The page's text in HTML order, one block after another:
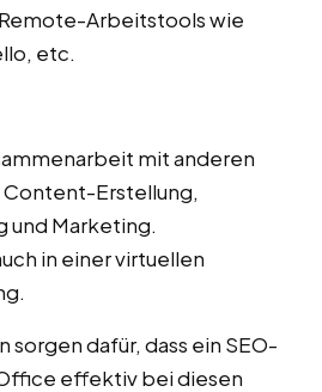
Arbeitstools wie
etc.
mit anderen
Erstellung,
und Marketing.
in einer virtuellen
sorgen dafür, dass ein SEO-
effektiv bei diesen